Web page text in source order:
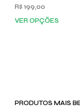
R$ 199,00
VER OPÇÕES
PRODUTOS MAIS